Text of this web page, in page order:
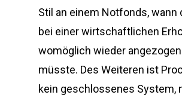
Stil an einem Notfonds, wann
bei einer wirtschaftlichen
womöglich wieder
müsste. Des Weiteren ist
kein geschlossenes System,